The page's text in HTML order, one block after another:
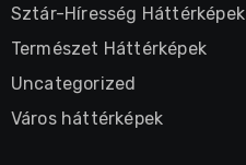
Sztár-Híresség Háttérképek
Természet Háttérképek
Uncategorized
Város háttérképek